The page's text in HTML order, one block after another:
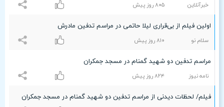
خبرآنلاین ۸۰۵ روز پیش
اولین فیلم از بی‌قراری لیلا حاتمی در مراسم تدفین مادرش
سلام نو ۸۱۰ روز پیش
مراسم تدفین دو شهید گمنام در مسجد جمکران
نامه نیوز ۸۲۴ روز پیش
فیلم/ لحظات دیدنی از مراسم تدفین دو شهید گمنام در مسجد جمکران